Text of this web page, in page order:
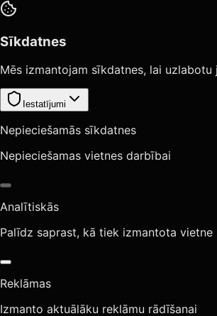
Sīkdatnes
Mēs izmantojam sīkdatnes, lai
Iestatījumi
Nepieciešamās sīkdatnes
Nepieciešamas vietnes darbībai
Analītiskās
Palīdz saprast, kā tiek izmantota vietne
Reklāmas
Izmanto aktuālāku reklāmu rādīšanai